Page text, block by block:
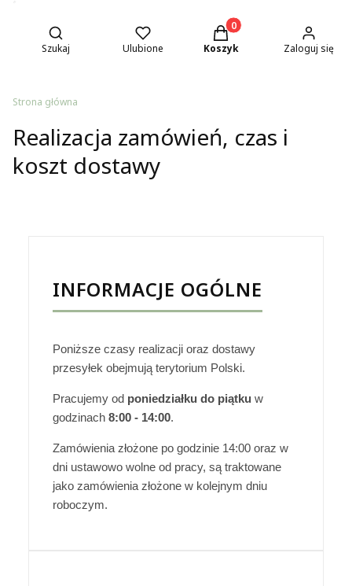
Otwórz wyszukiwarkę
Szukaj Ulubione
Produkty w koszyku: 0.
Koszyk Zaloguj się
Strona główna
Realizacja zamówień, czas i
koszt dostawy
INFORMACJE OGÓLNE
Poniższe czasy realizacji oraz dostawy
przesyłek obejmują terytorium Polski.
Pracujemy od poniedziałku do piątku w
godzinach 8:00 - 14:00.
Zamówienia złożone po godzinie 14:00 oraz w
dni ustawowo wolne od pracy, są traktowane
jako zamówienia złożone w kolejnym dniu
roboczym.